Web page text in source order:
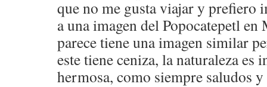
que no me gusta viajar y prefiero
a una imagen del Popocatepetl
parece tiene una imagen similar
este tiene ceniza, la naturaleza es
hermosa, como siempre saludos